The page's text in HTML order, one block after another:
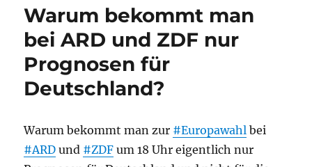
Warum bekommt man
bei ARD und ZDF nur
Prognosen für
Deutschland?
Warum bekommt man zur #Europawahl bei
#ARD und #ZDF um 18 Uhr eigentlich nur